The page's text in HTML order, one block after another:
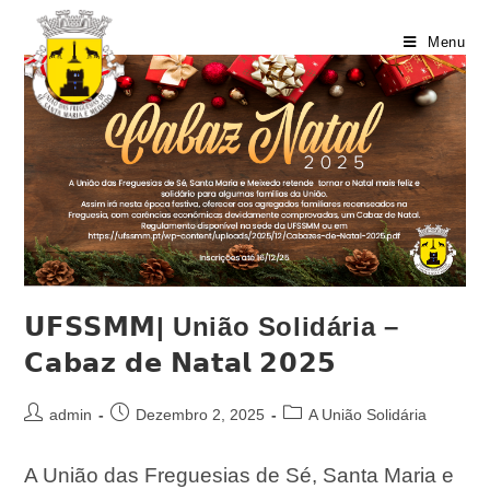
Menu
𝗨𝗙𝗦𝗦𝗠𝗠| União Solidária –
𝗖𝗮𝗯𝗮𝘇 𝗱𝗲 𝗡𝗮𝘁𝗮𝗹 𝟮𝟬𝟮𝟱
admin Dezembro 2, 2025 A União Solidária
A União das Freguesias de Sé, Santa Maria e